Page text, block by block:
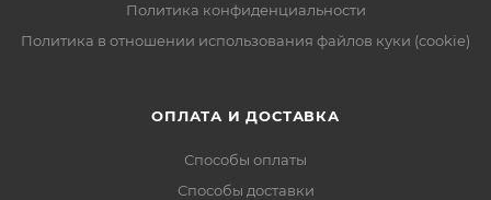
Политика конфиденциальности
Политика в отношении использования файлов куки (cookie)
ОПЛАТА И ДОСТАВКА
Способы оплаты
Способы доставки